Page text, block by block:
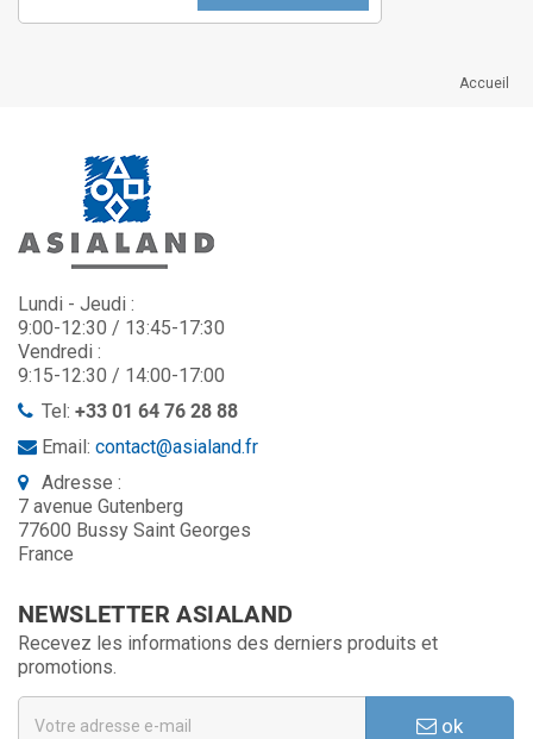
Accueil
Lundi - Jeudi :
9:00-12:30 / 13:45-17:30
Vendredi :
9:15-12:30 / 14:00-17:00
Tel: +33 01 64 76 28 88
Email: contact@asialand.fr
Adresse :
7 avenue Gutenberg
77600 Bussy Saint Georges
France
NEWSLETTER ASIALAND
Recevez les informations des derniers produits et
promotions.
ok